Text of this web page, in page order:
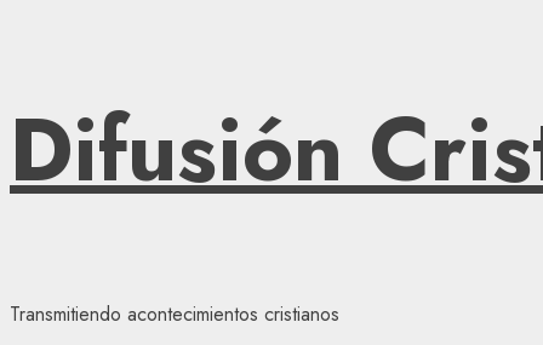
al
contenido
Difusión
Transmitiendo acontecimientos cristianos